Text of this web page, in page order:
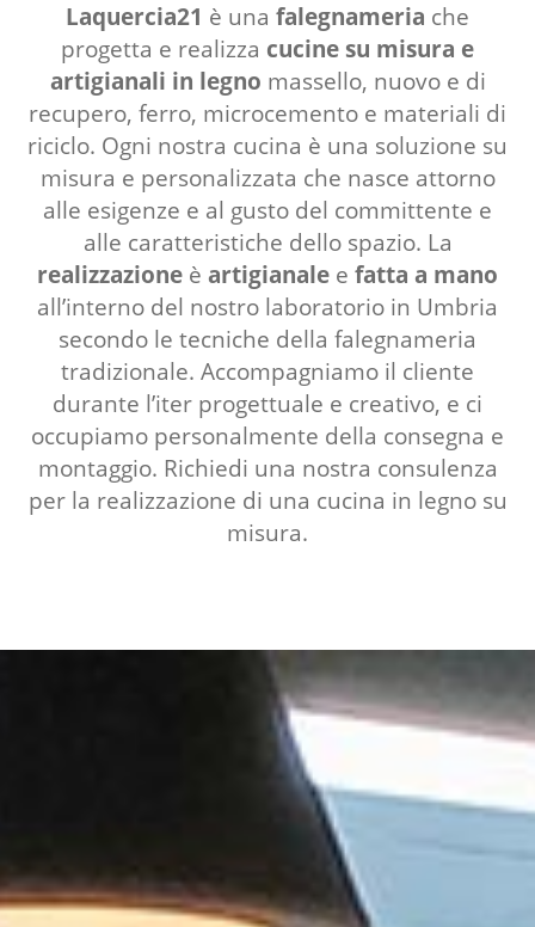
Laquercia21 è una falegnameria che
progetta e realizza cucine su misura e
artigianali in legno massello, nuovo e di
recupero, ferro, microcemento e materiali di
riciclo. Ogni nostra cucina è una soluzione su
misura e personalizzata che nasce attorno
alle esigenze e al gusto del committente e
alle caratteristiche dello spazio. La
realizzazione è artigianale e fatta a mano
all’interno del nostro laboratorio in Umbria
secondo le tecniche della falegnameria
tradizionale. Accompagniamo il cliente
durante l’iter progettuale e creativo, e ci
occupiamo personalmente della consegna e
montaggio. Richiedi una nostra consulenza
per la realizzazione di una cucina in legno su
misura.